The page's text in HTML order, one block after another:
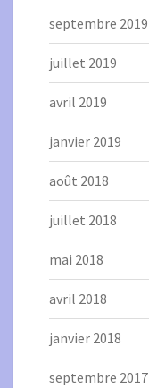
septembre 2019
juillet 2019
avril 2019
janvier 2019
août 2018
juillet 2018
mai 2018
avril 2018
janvier 2018
septembre 2017